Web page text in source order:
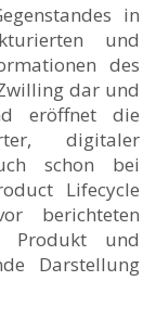
in
und
des
dar und
eröffnet die
digitaler
schon bei
Lifecycle
berichteten
Produkt und
Darstellung